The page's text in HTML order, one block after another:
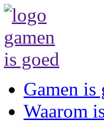
Gamen is
Waarom